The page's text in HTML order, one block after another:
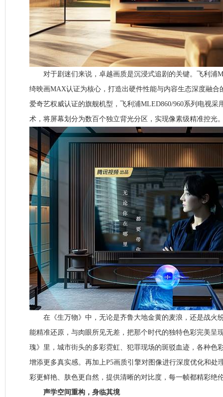
对于剧迷们来说，卓越画质是沉浸式追剧的关键。飞利浦
绮映画MAX认证为核心，打造出硬件性能与内容生态深度融合
爱奇艺权威认证的旗舰机型，飞利浦MLED860/960系列电视采
术，将屏幕划分为数百个独立背光分区，实现像素级精准控光
在《生万物》中，无论是齐鲁大地金黄的麦浪，还是战火
能精准还原，与肉眼所见无差，把那个时代的独特色彩完美呈
瑰》里，城市街头的多彩霓虹、犯罪现场的斑驳血迹，各种色
增添更多真实感。再加上P5画质引擎对图像进行深度优化和处
彩更鲜艳、肤色更自然，提供清晰的对比度，每一帧都精彩绝
声学空间重构，身临其境